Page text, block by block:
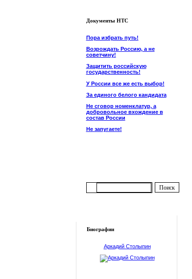
Документы НТС
Пора избрать путь!
Возрождать Россию, а не
советчину!
Защитить российскую
государственность!
У России все же есть выбор!
За единого белого кандидата
Не сговор номенклатур, а
добровольное вхождение в
состав России
Не запугаете!
Биографии
Аркадий Столыпин